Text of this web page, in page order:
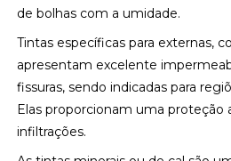
de bolhas com a umidade.
Tintas específicas para externas,
apresentam excelente
fissuras, sendo indicadas para
Elas proporcionam uma proteção
infiltrações.